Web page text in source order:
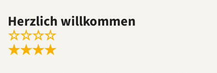
Herzlich willkommen
☆☆☆☆
★★★★